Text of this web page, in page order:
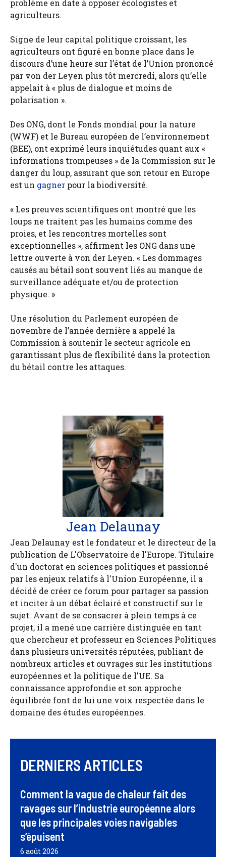
problème en date à opposer écologistes et
agriculteurs.
Signe de leur capital politique croissant, les
agriculteurs ont figuré en bonne place dans le
discours d’une heure sur l’état de l’Union prononcé
par von der Leyen plus tôt mercredi, alors qu’elle
appelait à « plus de dialogue et moins de
polarisation ».
Des ONG, dont le Fonds mondial pour la nature
(WWF) et le Bureau européen de l’environnement
(BEE), ont exprimé leurs inquiétudes quant aux «
informations trompeuses » de la Commission sur le
danger du loup, assurant que son retour en Europe
est un gagner pour la biodiversité.
« Les preuves scientifiques ont montré que les
loups ne traitent pas les humains comme des
proies, et les rencontres mortelles sont
exceptionnelles », affirment les ONG dans une
lettre ouverte à von der Leyen. « Les dommages
causés au bétail sont souvent liés au manque de
surveillance adéquate et/ou de protection
physique. »
Une résolution du Parlement européen de
novembre de l’année dernière a appelé la
Commission à soutenir le secteur agricole en
garantissant plus de flexibilité dans la protection
du bétail contre les attaques.
Jean Delaunay
Jean Delaunay est le fondateur et le directeur de la
publication de L'Observatoire de l'Europe. Titulaire
d'un doctorat en sciences politiques et passionné
par les enjeux relatifs à l'Union Européenne, il a
décidé de créer ce forum pour partager sa passion
et inciter à un débat éclairé et constructif sur le
sujet. Avant de se consacrer à plein temps à ce
projet, il a mené une carrière distinguée en tant
que chercheur et professeur en Sciences Politiques
dans plusieurs universités réputées, publiant de
nombreux articles et ouvrages sur les institutions
européennes et la politique de l'UE. Sa
connaissance approfondie et son approche
équilibrée font de lui une voix respectée dans le
domaine des études européennes.
DERNIERS ARTICLES
Comment la vague de chaleur fait des
ravages sur l’industrie européenne alors
que les principales voies navigables
s’épuisent
6 août 2026